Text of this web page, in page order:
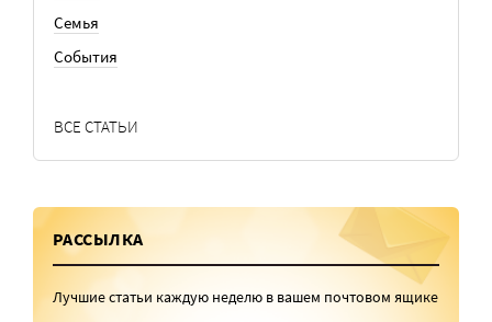
Семья
События
ВСЕ СТАТЬИ
РАССЫЛКА
Лучшие статьи каждую неделю в вашем почтовом ящике